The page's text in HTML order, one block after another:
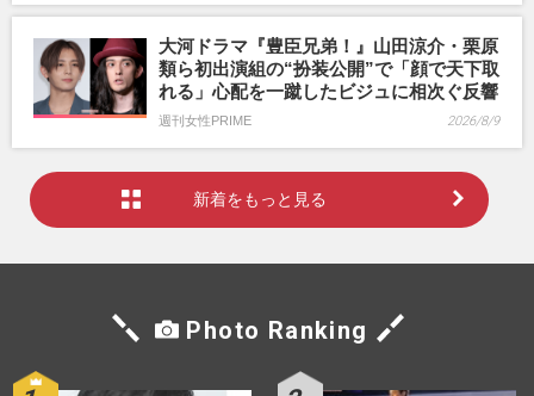
大河ドラマ『豊臣兄弟！』山田涼介・栗原
類ら初出演組の“扮装公開”で「顔で天下取
れる」心配を一蹴したビジュに相次ぐ反響
週刊女性PRIME 2026/8/9
新着をもっと見る
Photo Ranking